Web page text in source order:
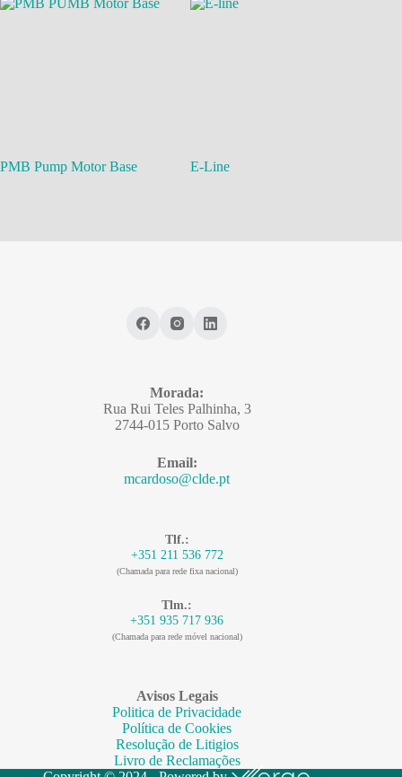
PMB Pump Motor Base E-Line
Morada:
Rua Rui Teles Palhinha, 3
2744-015 Porto Salvo
Email:
mcardoso@clde.pt
Tlf.:
+351 211 536 772
(Chamada para rede fixa nacional)
Tlm.:
+351 935 717 936
(Chamada para rede móvel nacional)
Avisos Legais
Politica de Privacidade
Política de Cookies
Resolução de Litigios
Livro de Reclamações